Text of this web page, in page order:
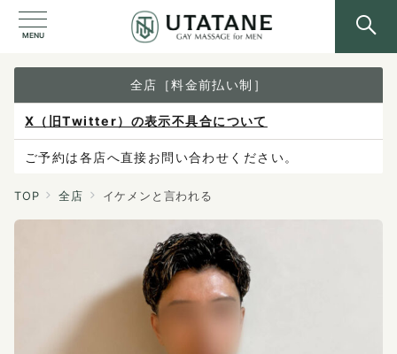
MENU
全店［料金前払い制］
X（旧Twitter）の表示不具合について
ご予約は各店へ直接お問い合わせください。
料金は当日施術前にお支払いください。
料金改定のお知らせ
TOP 全店 イケメンと言われる